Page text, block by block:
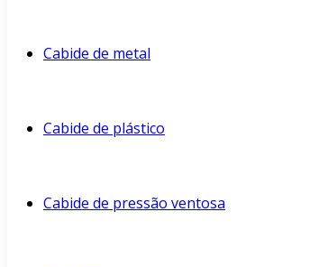
Cabide de metal
Cabide de plástico
Cabide de pressão ventosa